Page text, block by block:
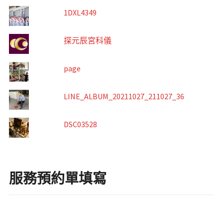
1DXL4349
探元辰宮科儀
page
LINE_ALBUM_20211027_211027_36
DSC03528
服務預約單填寫